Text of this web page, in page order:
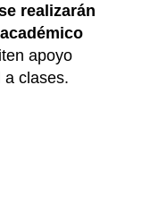
realizarán
apoyo
a clases.